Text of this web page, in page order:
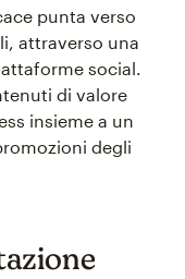
punta verso
attraverso una
social.
di valore
insieme a un
degli